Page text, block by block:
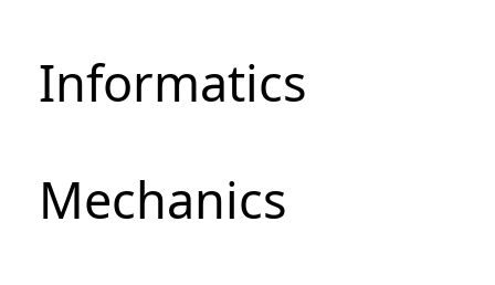
Informatics
Mechanics